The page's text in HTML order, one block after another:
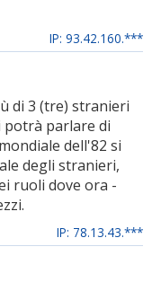
IP: 93.42.160.***
di 3 (tre) stranieri
potrà parlare di
dell'82 si
degli stranieri,
ruoli dove ora -
IP: 78.13.43.***